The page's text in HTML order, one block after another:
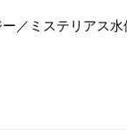
ー／ミステリア